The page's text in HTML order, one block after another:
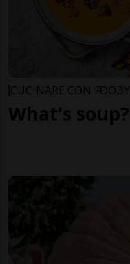
CUCINARE CON FOOBY
What's soup?